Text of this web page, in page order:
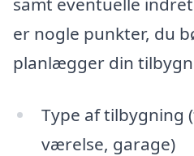
er nogle punkter, du
planlægger din
Type af tilbygning
værelse, garage)